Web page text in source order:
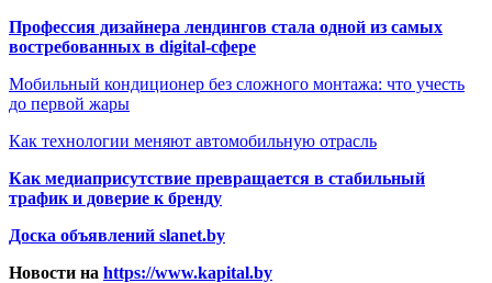
Профессия дизайнера лендингов стала одной из самых
востребованных в digital-сфере
Мобильный кондиционер без сложного монтажа: что учесть
до первой жары
Как технологии меняют автомобильную отрасль
Как медиаприсутствие превращается в стабильный
трафик и доверие к бренду
Доска объявлений slanet.by
Новости на https://www.kapital.by